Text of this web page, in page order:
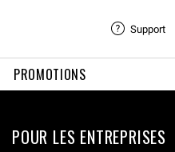
PROMOTIONS
Support
POUR LES ENTREPRISES